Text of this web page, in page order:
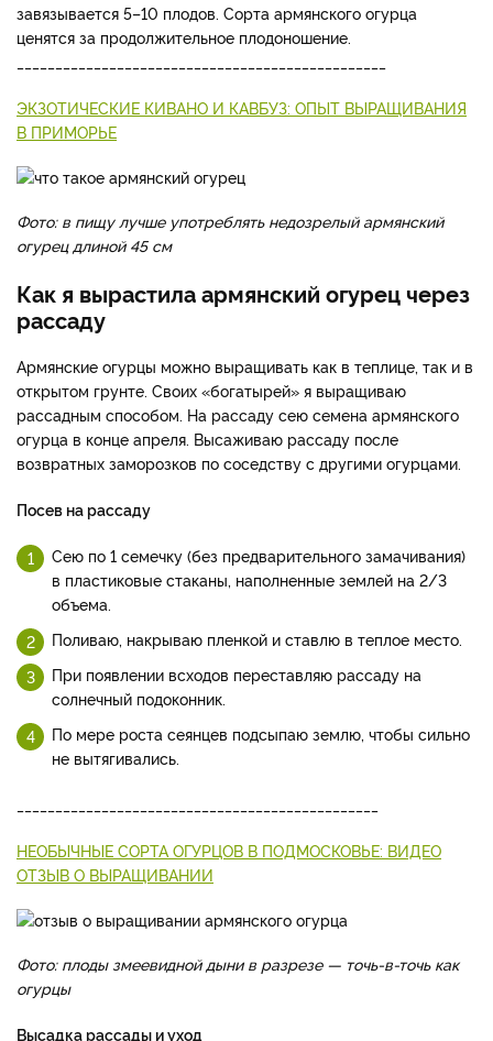
завязывается 5–10 плодов. Сорта армянского огурца
ценятся за продолжительное плодоношение.
ЭКЗОТИЧЕСКИЕ КИВАНО И КАВБУЗ: ОПЫТ ВЫРАЩИВАНИЯ
В ПРИМОРЬЕ
Фото: в пищу лучше употреблять недозрелый армянский
огурец длиной 45 см
Как я вырастила армянский огурец через
рассаду
Армянские огурцы можно выращивать как в теплице, так и в
открытом грунте. Своих «богатырей» я выращиваю
рассадным способом. На рассаду сею семена армянского
огурца в конце апреля. Высаживаю рассаду после
возвратных заморозков по соседству с другими огурцами.
Посев на рассаду
Сею по 1 семечку (без предварительного замачивания)
в пластиковые стаканы, наполненные землей на 2/3
объема.
Поливаю, накрываю пленкой и ставлю в теплое место.
При появлении всходов переставляю рассаду на
солнечный подоконник.
По мере роста сеянцев подсыпаю землю, чтобы сильно
не вытягивались.
НЕОБЫЧНЫЕ СОРТА ОГУРЦОВ В ПОДМОСКОВЬЕ: ВИДЕО
ОТЗЫВ О ВЫРАЩИВАНИИ
Фото: плоды змеевидной дыни в разрезе — точь-в-точь как
огурцы
Высадка рассады и уход